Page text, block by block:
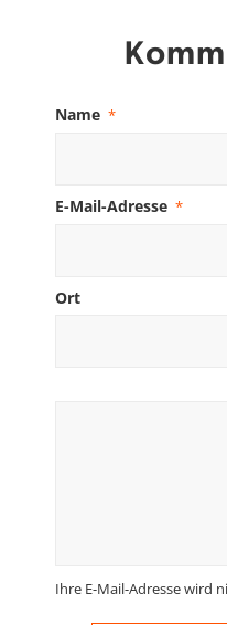
Name *
E-Mail-Adresse *
Ort
Ihre E-Mail-Adresse wird